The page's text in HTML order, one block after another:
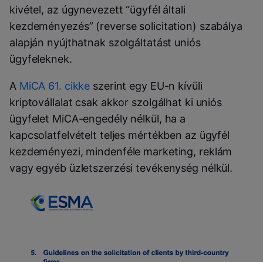
kivétel, az úgynevezett “ügyfél általi
kezdeményezés” (reverse solicitation) szabálya
alapján nyújthatnak szolgáltatást uniós
ügyfeleknek.
A MiCA 61. cikke szerint egy EU-n kívüli
kriptovállalat csak akkor szolgálhat ki uniós
ügyfelet MiCA-engedély nélkül, ha a
kapcsolatfelvételt teljes mértékben az ügyfél
kezdeményezi, mindenféle marketing, reklám
vagy egyéb üzletszerzési tevékenység nélkül.